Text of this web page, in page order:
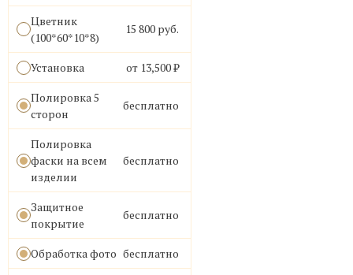
Цветник
(100*60*10*8)
15 800 руб.
Установка
от 13,500 ₽
Полировка 5
сторон
бесплатно
Полировка
фаски на всем
изделии
бесплатно
Защитное
покрытие
бесплатно
Обработка фото бесплатно